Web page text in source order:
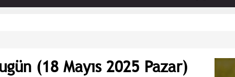
(18 Mayıs 2025 Pazar)